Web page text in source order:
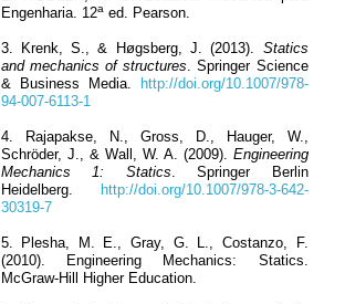
Engenharia. 12aed. Pearson.
3. Krenk, S., & Høgsberg, J. (2013). Statics
and mechanics of structures. Springer Science
& Business Media.
http://doi.org/10.1007/978-
94-007-6113-1
4. Rajapakse, N., Gross, D., Hauger, W.,
Schröder, J., & Wall, W. A. (2009). Engineering
Mechanics 1: Statics. Springer Berlin
Heidelberg.
http://doi.org/10.1007/978-3-642-
30319-7
5. Plesha, M. E., Gray, G. L., Costanzo, F.
(2010). Engineering Mechanics: Statics.
McGraw-Hill Higher Education.